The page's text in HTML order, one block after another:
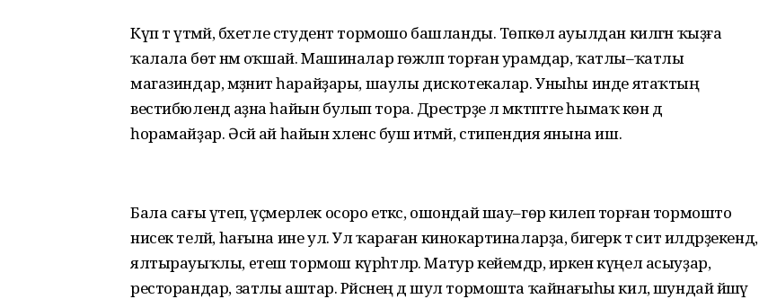
Күп тә үтмәй, бәхетле студент тормошо башланды. Төпкөл ауылдан килгән ҡыҙға
ҡалала бөтә нәмә оҡшай. Машиналар гөжләп торған урамдар, ҡатлы–ҡатлы
магазиндар, мәҙәниәт һарайҙары, шаулы дискотекалар. Уныһы инде ятаҡтың
вестибюлендә аҙна һайын булып тора. Дәрестәрҙе лә мәктәптәге һымаҡ көн дә
һорамайҙар. Әсәй ай һайын хәленсә буш итмәй, стипендия янына иш.
Бала сағы үтеп, үҫмерлек осоро еткәс, ошондай шау–гөр килеп торған тормошто
нисек теләй, hағына ине ул. Ул ҡараған кинокартиналарҙа, бигерәк тә сит илдәрҙекендә,
ялтырауыҡлы, eтеш тормош күрһәтәләр. Матур кейемдәр, иркен күңел асыуҙар,
ресторандар, затлы аштар. Рәйсәнең дә шул тормошта ҡайнағыһы килә, шундай йәшәү